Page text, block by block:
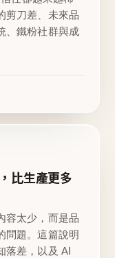
剪刀差、未來品
、鐵粉社群與成
比生產更多
容太少，而是品
問題。這篇說明
落差，以及 AI